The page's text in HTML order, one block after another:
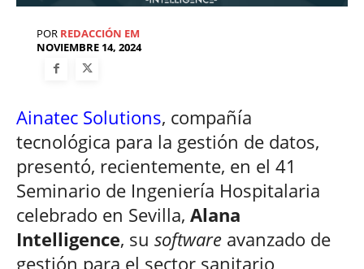
POR REDACCIÓN EM
NOVIEMBRE 14, 2024
Ainatec Solutions, compañía
tecnológica para la gestión de datos,
presentó, recientemente, en el 41
Seminario de Ingeniería Hospitalaria
celebrado en Sevilla, Alana
Intelligence, su software avanzado de
gestión para el sector sanitario